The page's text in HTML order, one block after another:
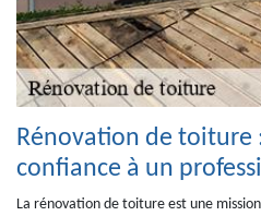
Rénovation de toiture
confiance à un
La rénovation de toiture est une